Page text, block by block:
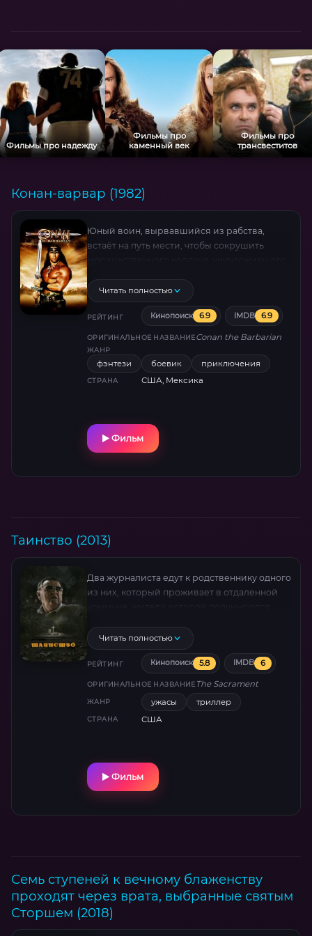
наградами Берлинале.
Фильмы про надежду
Фильмы про
каменный век
Фильмы про
трансвеститов
Конан-варвар (1982)
Юный воин, вырвавшийся из рабства,
встаёт на путь мести, чтобы сокрушить
пустыни и древние храмы, где сталь решает
судьбы, а каждый шаг приближает к
кровавой развязке. Арнольд Шварценеггер
в роли, сделавшей его легендой фэнтези-
экшена.
Читать полностью
РЕЙТИНГ Кинопоиск 6.9 IMDB 6.9
ОРИГИНАЛЬНОЕ НАЗВАНИЕConan the Barbarian
ЖАНР
фэнтези боевик приключения
СТРАНА США, Мексика
Фильм
Таинство (2013)
Два журналиста едут к родственнику одного
из них, который проживает в отдаленной
что для героев ничем хорошим эта поездка
не закончится…
Читать полностью
РЕЙТИНГ Кинопоиск 5.8 IMDB 6
ОРИГИНАЛЬНОЕ НАЗВАНИЕ The Sacrament
ЖАНР ужасы триллер
СТРАНА США
Фильм
Семь ступеней к вечному блаженству
проходят через врата, выбранные святым
Сторшем (2018)